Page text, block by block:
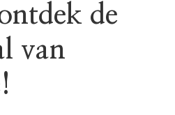
de
van